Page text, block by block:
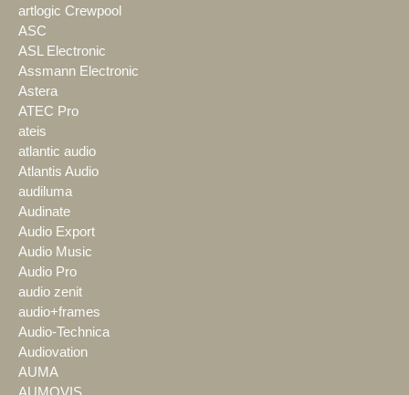
artlogic Crewpool
ASC
ASL Electronic
Assmann Electronic
Astera
ATEC Pro
ateis
atlantic audio
Atlantis Audio
audiluma
Audinate
Audio Export
Audio Music
Audio Pro
audio zenit
audio+frames
Audio-Technica
Audiovation
AUMA